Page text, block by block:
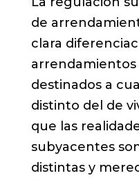
de
clara
arrendamientos
destinados a
distinto del de
que las
subyacentes
distintas y